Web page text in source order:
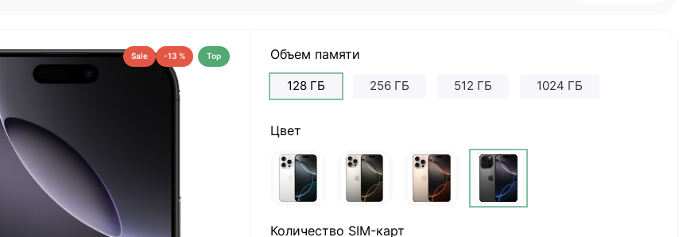
Sale -13 % Top Объем памяти
128 ГБ 256 ГБ 512 ГБ 1024 ГБ
Цвет
Количество SIM-карт